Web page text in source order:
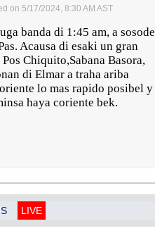
on 5/17/2024, 8:30 AM AST
banda di 1:45 am, a sosode
Acausa di esaki un gran
Chiquito,Sabana Basora,
di Elmar a traha ariba
lo mas rapido posibel y
haya coriente bek.
LIVE